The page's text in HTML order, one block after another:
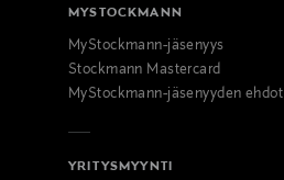
MYSTOCKMANN
MyStockmann-jäsenyys
Stockmann Mastercard
MyStockmann-jäsenyyden ehdot
YRITYSMYYNTI